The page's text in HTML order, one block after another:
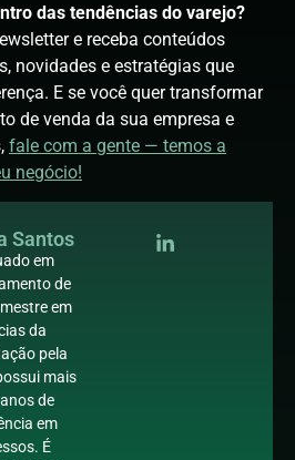
das tendências do varejo?
e receba conteúdos
novidades e estratégias que
E se você quer transformar
de venda da sua empresa e
fale com a gente — temos a
negócio!
Santos
em
de
em
da
pela
mais
de
em
É